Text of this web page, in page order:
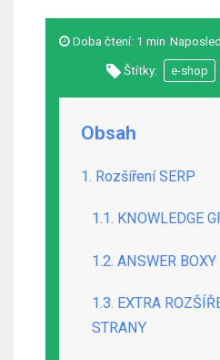
Doba čtení: 1 min
Štítky: e-shop
Obsah
1. Rozšíření SERP
1.1. KNOWLEDGE
1.2. ANSWER BOXY
1.3. EXTRA
STRANY